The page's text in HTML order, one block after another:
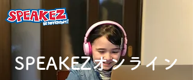
SPEAKEZオンライン